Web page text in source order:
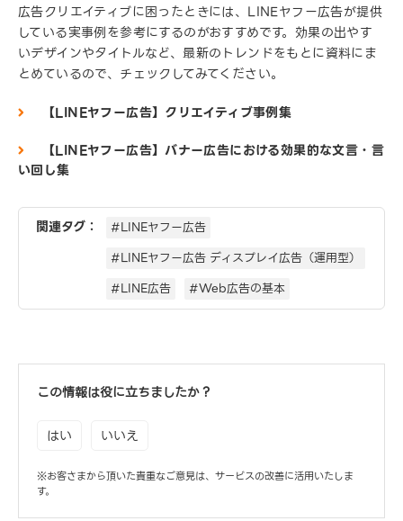
広告クリエイティブに困ったときには、LINEヤフー広告が提供
している実事例を参考にするのがおすすめです。効果の出やす
いデザインやタイトルなど、最新のトレンドをもとに資料にま
とめているので、チェックしてみてください。
【LINEヤフー広告】クリエイティブ事例集
【LINEヤフー広告】バナー広告における効果的な文言・言
い回し集
関連タグ：
#LINEヤフー広告
#LINEヤフー広告 ディスプレイ広告（運用型）
#LINE広告
#Web広告の基本
この情報は役に立ちましたか？
はい いいえ
※お客さまから頂いた貴重なご意見は、サービスの改善に活用いたしま
す。